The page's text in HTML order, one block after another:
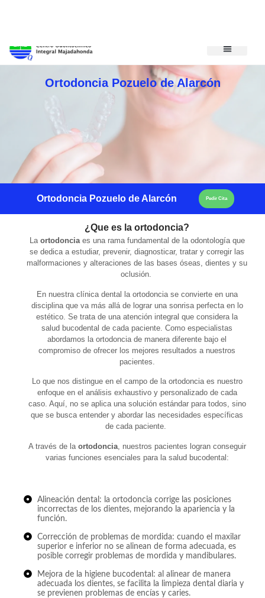
Ortodoncia Pozuelo de Alarcón
Ortodoncia Pozuelo de Alarcón Pedir Cita
¿Que es la ortodoncia?
La ortodonciaes una rama fundamental de la odontología que
se dedica a estudiar, prevenir, diagnosticar, tratar y corregir las
malformaciones y alteraciones de las bases óseas, dientes y su
oclusión.
En nuestra clínica dental la ortodoncia se convierte en una
disciplina que va más allá de lograr una sonrisa perfecta en lo
estético. Se trata de una atención integral que considera la
salud bucodental de cada paciente. Como especialistas
abordamos la ortodoncia de manera diferente bajo el
compromiso de ofrecer los mejores resultados a nuestros
pacientes.
Lo que nos distingue en el campo de la ortodoncia es nuestro
enfoque en el análisis exhaustivo y personalizado de cada
caso. Aquí, no se aplica una solución estándar para todos, sino
que se busca entender y abordar las necesidades específicas
de cada paciente.
A través de la ortodoncia, nuestros pacientes logran conseguir
varias funciones esenciales para la salud bucodental:
Alineación dental: la ortodoncia corrige las posiciones
incorrectas de los dientes, mejorando la apariencia y la
función.
Corrección de problemas de mordida: cuando el maxilar
superior e inferior no se alinean de forma adecuada, es
posible corregir problemas de mordida y mandibulares.
Mejora de la higiene bucodental: al alinear de manera
adecuada los dientes, se facilita la limpieza dental diaria y
se previenen problemas de encías y caries.